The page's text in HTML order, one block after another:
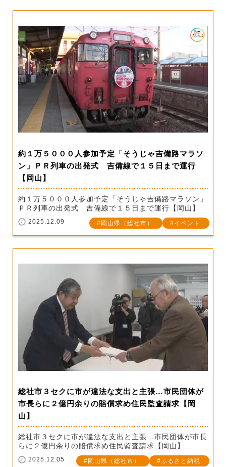
約１万５０００人参加予定「そうじゃ吉備路マラソ
ン」ＰＲ列車の出発式 吉備線で１５日まで運行
【岡山】
約１万５０００人参加予定「そうじゃ吉備路マラソン」
ＰＲ列車の出発式 吉備線で１５日まで運行【岡山】
2025.12.09 岡山県（総社市） イベント
総社市３セクに市が違法な支出と主張…市民団体が
市長らに２億円余りの賠償求め住民監査請求【岡
山】
総社市３セクに市が違法な支出と主張…市民団体が市長
らに２億円余りの賠償求め住民監査請求【岡山】
2025.12.05 岡山県（総社市） ふるさと納税